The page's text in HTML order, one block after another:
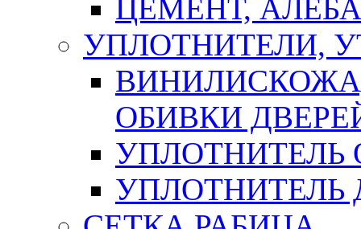
ЦЕМЕНТ,
УПЛОТНИТЕЛИ,
ОБИВКИ
УПЛОТНИТЕЛЬ